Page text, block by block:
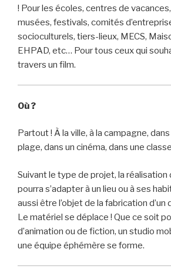
! Pour les écoles, centres de
musées, festivals, comités
socioculturels, tiers-lieux, MECS,
EHPAD, etc… Pour tous ceux qui
travers un film.
Où ?
Partout ! À la ville, à la campagne,
plage, dans un cinéma, dans une
Suivant le type de projet, la réalisation
pourra s’adapter à un lieu ou à ses
aussi être l’objet de la fabrication
Le matériel se déplace ! Que ce soit
d’animation ou de fiction, un studio
une équipe éphémère se forme.